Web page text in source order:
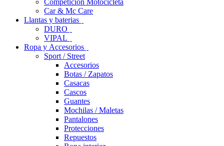
Competición Motocicleta
Car & Mc Care
Llantas y baterias
DURO
VIPAL
Ropa y Accesorios
Sport / Street
Accesorios
Botas / Zapatos
Casacas
Cascos
Guantes
Mochilas / Maletas
Pantalones
Protecciones
Repuestos